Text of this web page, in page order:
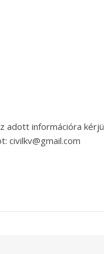
adott információra
civilkv@gmail.com